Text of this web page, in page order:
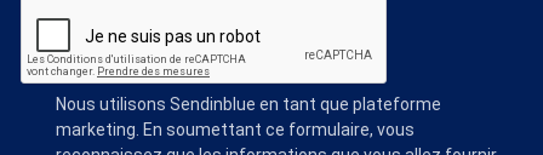
Nous utilisons Sendinblue en tant que plateforme
marketing. En soumettant ce formulaire, vous